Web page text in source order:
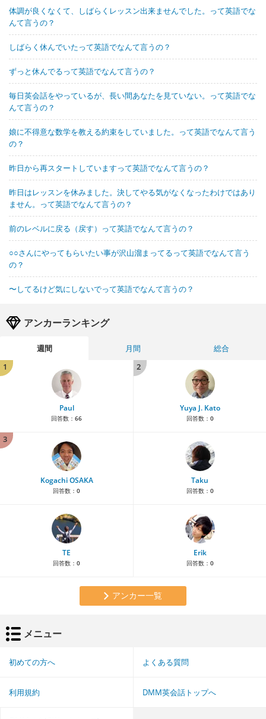
体調が良くなくて、しばらくレッスン出来ませんでした。って英語でな
んて言うの？
しばらく休んでいたって英語でなんて言うの？
ずっと休んでるって英語でなんて言うの？
毎日英会話をやっているが、長い間あなたを見ていない。って英語でな
んて言うの？
娘に不得意な数学を教える約束をしていました。って英語でなんて言う
の？
昨日から再スタートしていますって英語でなんて言うの？
昨日はレッスンを休みました。決してやる気がなくなったわけではあり
ません。って英語でなんて言うの？
前のレベルに戻る（戻す）って英語でなんて言うの？
○○さんにやってもらいたい事が沢山溜まってるって英語でなんて言う
の？
〜してるけど気にしないでって英語でなんて言うの？
アンカーランキング
週間 月間
総合
1
Paul
回答数： 66
2
Yuya J. Kato
回答数： 0
3
Kogachi OSAKA
回答数： 0
Taku
回答数： 0
TE
回答数： 0
Erik
回答数： 0
アンカー一覧
メニュー
初めての方へ よくある質問
利用規約 DMM英会話トップへ